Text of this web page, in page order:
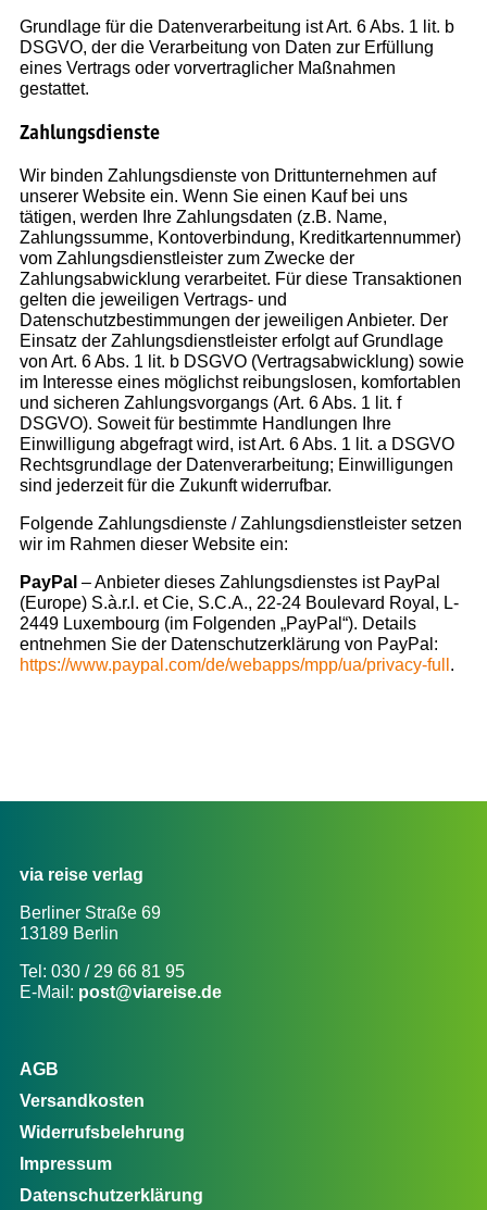
Grundlage für die Datenverarbeitung ist Art. 6 Abs. 1 lit. b
DSGVO, der die Verarbeitung von Daten zur Erfüllung
eines Vertrags oder vorvertraglicher Maßnahmen
gestattet.
Zahlungsdienste
Wir binden Zahlungsdienste von Drittunternehmen auf
unserer Website ein. Wenn Sie einen Kauf bei uns
tätigen, werden Ihre Zahlungsdaten (z.B. Name,
Zahlungssumme, Kontoverbindung, Kreditkartennummer)
vom Zahlungsdienstleister zum Zwecke der
Zahlungsabwicklung verarbeitet. Für diese Transaktionen
gelten die jeweiligen Vertrags- und
Datenschutzbestimmungen der jeweiligen Anbieter. Der
Einsatz der Zahlungsdienstleister erfolgt auf Grundlage
von Art. 6 Abs. 1 lit. b DSGVO (Vertragsabwicklung) sowie
im Interesse eines möglichst reibungslosen, komfortablen
und sicheren Zahlungsvorgangs (Art. 6 Abs. 1 lit. f
DSGVO). Soweit für bestimmte Handlungen Ihre
Einwilligung abgefragt wird, ist Art. 6 Abs. 1 lit. a DSGVO
Rechtsgrundlage der Datenverarbeitung; Einwilligungen
sind jederzeit für die Zukunft widerrufbar.
Folgende Zahlungsdienste / Zahlungsdienstleister setzen
wir im Rahmen dieser Website ein:
PayPal – Anbieter dieses Zahlungsdienstes ist PayPal
(Europe) S.à.r.l. et Cie, S.C.A., 22-24 Boulevard Royal, L-
2449 Luxembourg (im Folgenden „PayPal“). Details
entnehmen Sie der Datenschutzerklärung von PayPal:
https://www.paypal.com/de/webapps/mpp/ua/privacy-full .
via reise verlag
Berliner Straße 69
13189 Berlin
Tel: 030 / 29 66 81 95
E-Mail: post@viareise.de
AGB
Versandkosten
Widerrufsbelehrung
Impressum
Datenschutzerklärung